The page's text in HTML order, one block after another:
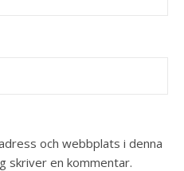
och webbplats i denna
skriver en kommentar.